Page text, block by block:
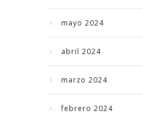
mayo 2024
abril 2024
marzo 2024
febrero 2024